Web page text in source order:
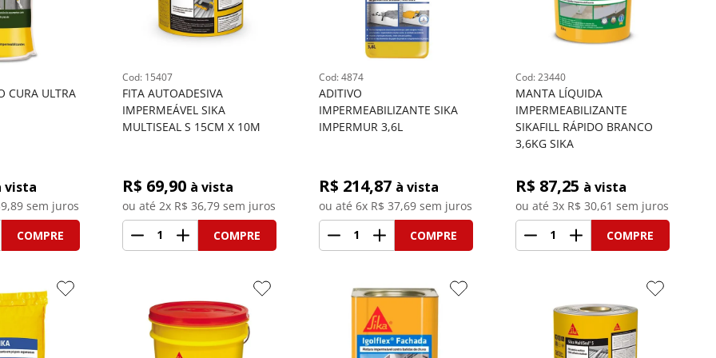
CURA ULTRA
vista
sem juros
COMPRE
: 15407
FITA AUTOADESIVA
IMPERMEÁVEL SIKA
MULTISEAL S 15CM X 10M
R$ 69,90 à vista
ou até 2x R$ 36,79 sem juros
1
COMPRE
: 4874
ADITIVO
IMPERMEABILIZANTE SIKA
IMPERMUR 3,6L
R$ 214,87 à vista
ou até 6x R$ 37,69 sem juros
1
COMPRE
: 23440
MANTA LÍQUIDA
IMPERMEABILIZANTE
SIKAFILL RÁPIDO BRANCO
3,6KG SIKA
R$ 87,25 à vista
ou até 3x R$ 30,61 sem juros
1
COMPRE